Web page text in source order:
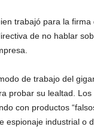
trabajó para la firma
de no hablar
de trabajo del
probar su lealtad. Los
con productos
espionaje industrial o